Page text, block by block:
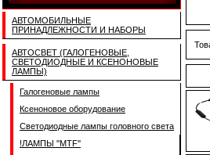
АВТОМОБИЛЬНЫЕ
ПРИНАДЛЕЖНОСТИ И НАБОРЫ
АВТОСВЕТ (ГАЛОГЕНОВЫЕ,
СВЕТОДИОДНЫЕ И КСЕНОНОВЫЕ
ЛАМПЫ)
Галогеновые лампы
Ксеноновое оборудование
Светодиодные лампы головного света
!ЛАМПЫ ''MTF''